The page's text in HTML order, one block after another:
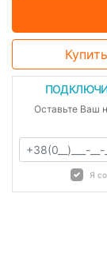
Оставьте Ваш
Я